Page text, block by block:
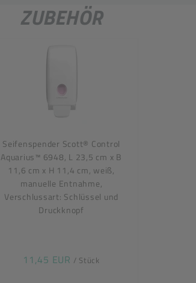
ZUBEHÖR
Seifenspender Scott® Control
Aquarius™ 6948, L 23,5 cm x B
11,6 cm x H 11,4 cm, weiß,
manuelle Entnahme,
Verschlussart: Schlüssel und
Druckknopf
11,45 EUR / Stück